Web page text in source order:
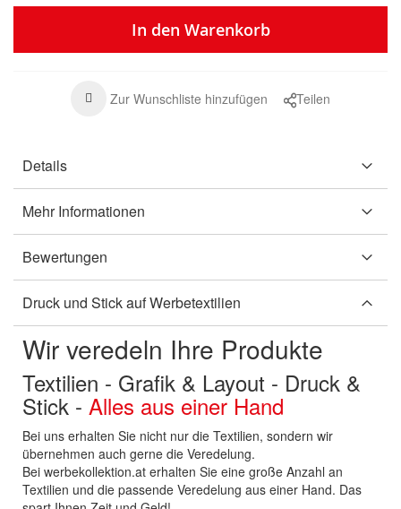
In den Warenkorb
Zur Wunschliste hinzufügen Teilen
Details
Mehr Informationen
Bewertungen
Druck und Stick auf Werbetextilien
Wir veredeln Ihre Produkte
Textilien - Grafik & Layout - Druck &
Stick - Alles aus einer Hand
Bei uns erhalten Sie nicht nur die Textilien, sondern wir
übernehmen auch gerne die Veredelung.
Bei werbekollektion.at erhalten Sie eine große Anzahl an
Textilien und die passende Veredelung aus einer Hand. Das